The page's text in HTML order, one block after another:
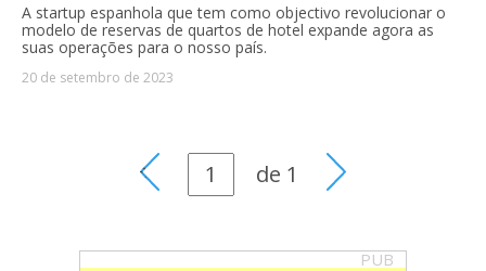
A startup espanhola que tem como objectivo revolucionar o
modelo de reservas de quartos de hotel expande agora as
suas operações para o nosso país.
20 de setembro de 2023
de 1
PUB